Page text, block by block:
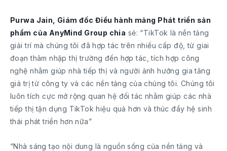
Purwa Jain, Giám đốc Điều hành mảng Phát triển sản
phẩm của AnyMind Group chia sẻ: “TikTok là nền tảng
giải trí mà chúng tôi đã hợp tác trên nhiều cấp độ, từ giai
đoạn thâm nhập thị trường đến hợp tác, tích hợp công
nghệ nhằm giúp nhà tiếp thị và người ảnh hưởng gia tăng
giá trị từ công ty và các nền tảng của chúng tôi. Chúng tôi
luôn tích cực mở rộng quan hệ đối tác nhằm giúp các nhà
tiếp thị tận dụng TikTok hiệu quả hơn và thúc đẩy hệ sinh
thái phát triển hơn nữa”
“Nhà sáng tạo nội dung là nguồn sống của nền tảng và